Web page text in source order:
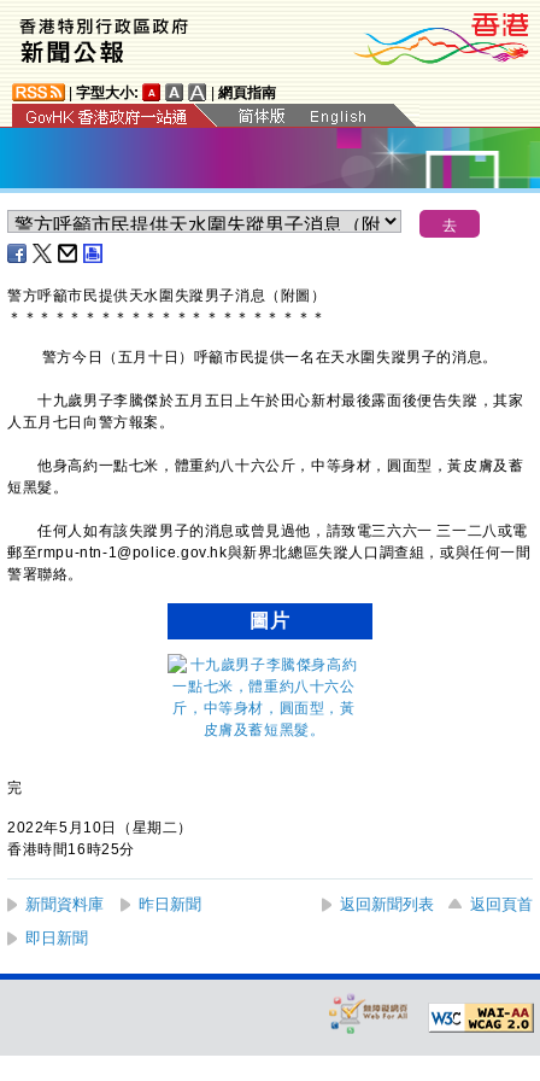
字型大小: 網頁指南
警方呼籲市民提供天水圍失蹤男子消息（附圖）
＊ ＊ ＊ ＊ ＊ ＊ ＊ ＊ ＊ ＊ ＊ ＊ ＊ ＊ ＊ ＊ ＊ ＊ ＊ ＊ ＊
警方今日（五月十日）呼籲市民提供一名在天水圍失蹤男子的消息。
十九歲男子李騰傑於五月五日上午於田心新村最後露面後便告失蹤，其家
人五月七日向警方報案。
他身高約一點七米，體重約八十六公斤，中等身材，圓面型，黃皮膚及蓄
短黑髮。
任何人如有該失蹤男子的消息或曾見過他，請致電三六六一 三一二八或電
郵至rmpu-ntn-1@police.gov.hk與新界北總區失蹤人口調查組，或與任何一間
警署聯絡。
圖片
完
2022年5月10日（星期二）
香港時間16時25分
新聞資料庫 昨日新聞 返回新聞列表
返回頁首
即日新聞